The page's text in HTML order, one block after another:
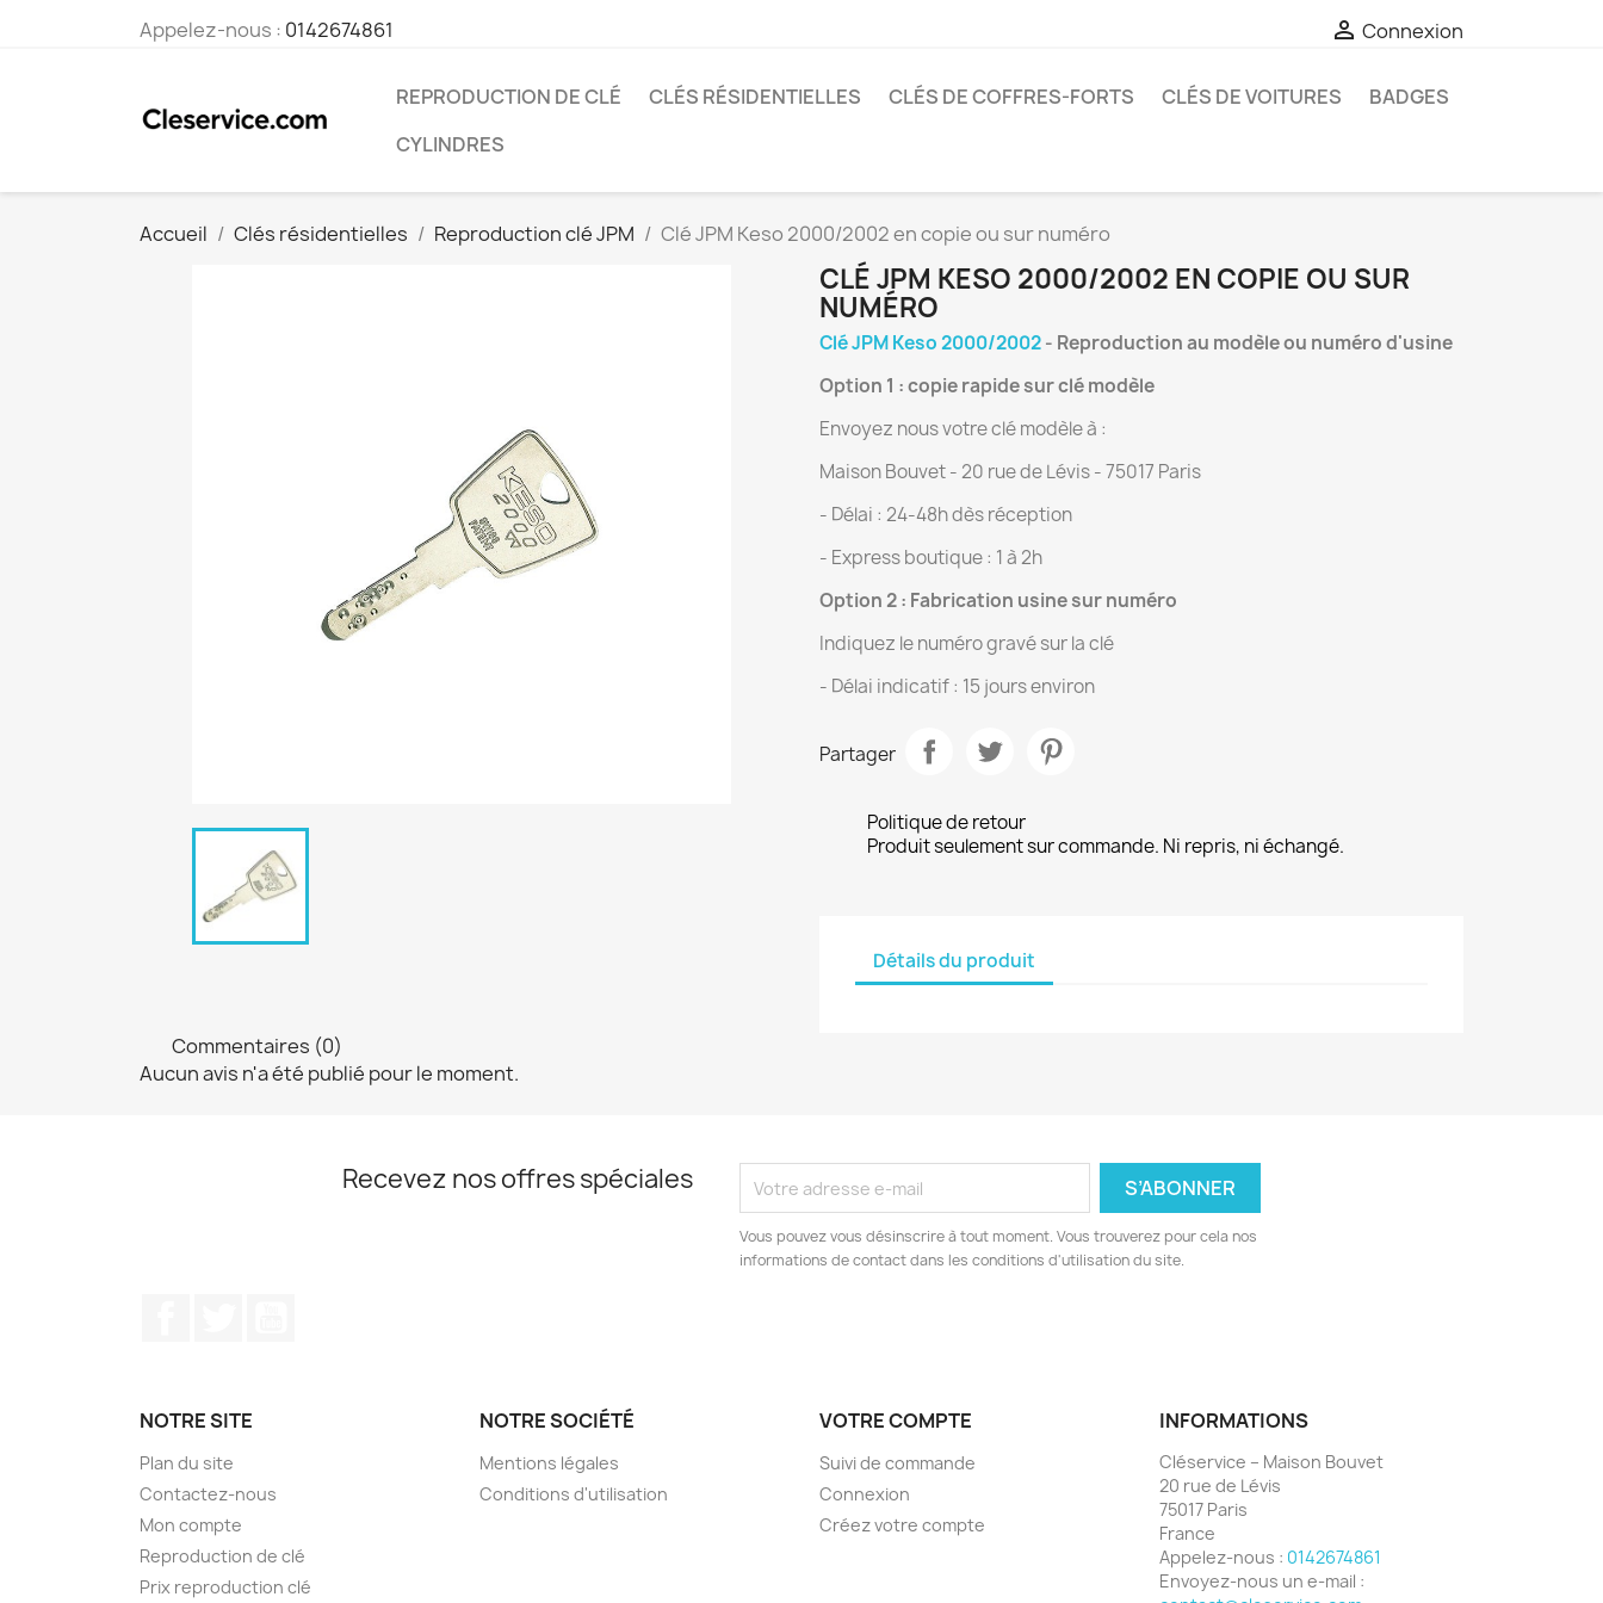
Appelez-nous : 0142674861  Connexion
REPRODUCTION DE CLÉ CLÉS RÉSIDENTIELLES CLÉS DE COFFRES-FORTS CLÉS DE VOITURES
BADGES
CYLINDRES
Accueil Clés résidentielles Reproduction clé JPM Clé JPM Keso 2000/2002 en copie ou sur numéro
CLÉ JPM KESO 2000/2002 EN COPIE OU SUR
NUMÉRO
Clé JPM Keso 2000/2002- Reproduction au modèle ou numéro d'usine
Option 1 : copie rapide sur clé modèle
Envoyez nous votre clé modèle à :
Maison Bouvet - 20 rue de Lévis - 75017 Paris
- Délai : 24-48h dès réception
- Express boutique : 1 à 2h
Option 2 : Fabrication usine sur numéro
Indiquez le numéro gravé sur la clé
- Délai indicatif : 15 jours environ
Partager
Politique de retour
Produit seulement sur commande. Ni repris, ni échangé.
Détails du produit
Commentaires (0)
Aucun avis n'a été publié pour le moment.
Recevez nos offres spéciales
Vous pouvez vous désinscrire à tout moment. Vous trouverez pour cela nos
informations de contact dans les conditions d'utilisation du site.
NOTRE SITE
Plan du site
Contactez-nous
Mon compte
Reproduction de clé
Prix reproduction clé
NOTRE SOCIÉTÉ
Mentions légales
Conditions d'utilisation
VOTRE COMPTE
Suivi de commande
Connexion
Créez votre compte
INFORMATIONS
Cléservice – Maison Bouvet
20 rue de Lévis
75017 Paris
France
Appelez-nous : 0142674861
Envoyez-nous un e-mail :